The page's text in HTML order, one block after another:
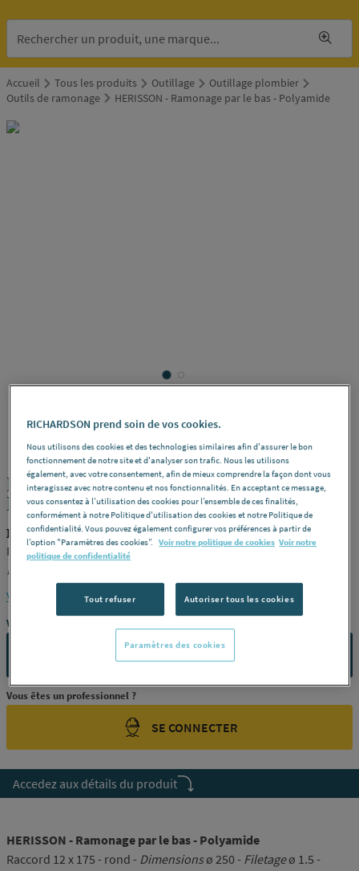
Accueil Tous les produits Outillage
Outillage plombier
Outils de ramonage
HERISSON - Ramonage par le bas - Polyamide
PROGALVA REF : 31503
HERISSON - Ramonage par le bas -
Polyamide
PROGALVA 1614
Raccord 12 x 175 - rond - Dimensionsø 250 -Filetageø 1.5 -
Référence
Voir la description complète
Vous avez un projet ?
Vous êtes un professionnel ?
SE CONNECTER
Accedez aux détails du produit
HERISSON - Ramonage par le bas - Polyamide
Raccord 12 x 175 - rond - Dimensions ø 250 - Filetageø 1.5 -
RICHARDSON prend soin de vos cookies.
Nous utilisons des cookies et des technologies similaires afin d'assurer le bon
fonctionnement de notre site et d'analyser son trafic. Nous les utilisons
également, avec votre consentement, afin de mieux comprendre la façon dont vous
interagissez avec notre contenu et nos fonctionnalités. En acceptant ce message,
vous consentez à l’utilisation des cookies pour l’ensemble de ces finalités,
conformément à notre Politique d'utilisation des cookies et notre Politique de
confidentialité. Vous pouvez également configurer vos préférences à partir de
l’option "Paramètres des cookies”. Voir notre politique de cookies Voir notre
politique de confidentialité
Tout refuser Autoriser tous les cookies
Paramètres des cookies